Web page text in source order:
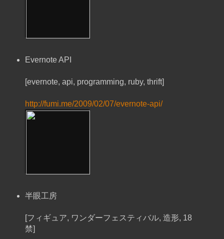
Evernote API
[evernote, api, programming, ruby, thrift]
http://fumi.me/2009/02/07/evernote-api/
半眼工房
[フィギュア, ワンダーフェスティバル, 造形, 18
禁]